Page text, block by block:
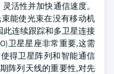
活性并加快通信速度。
能使光束在没有移动机
连续跟踪和多卫星连接
卫星星座非常重要,这需
得卫星阵列和智能通信
阵列天线的重要性,对先